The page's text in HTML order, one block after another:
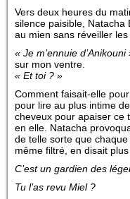
Vers deux heures du
silence paisible, Natacha
au mien sans réveiller les
« Je m’ennuie d’Anikouni
sur mon ventre.
« Et toi ? »
Comment faisait-elle
pour lire au plus intime
cheveux pour apaiser ce
en elle. Natacha
de telle sorte que
même filtré, en disait
C’est un gardien des
Tu l’as revu Miel ?